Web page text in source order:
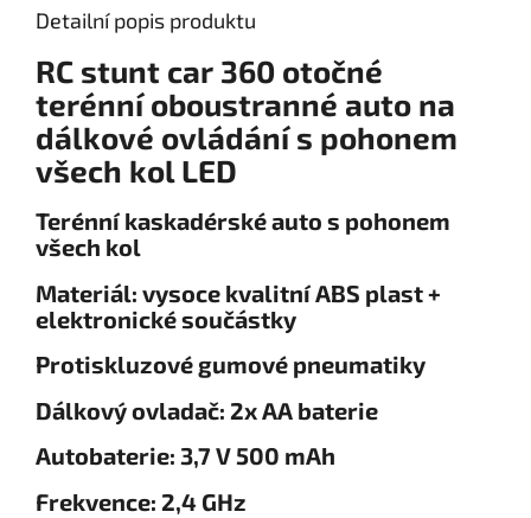
Detailní popis produktu
RC stunt car 360 otočné
terénní oboustranné auto na
dálkové ovládání s pohonem
všech kol LED
Terénní kaskadérské auto s pohonem
všech kol
Materiál: vysoce kvalitní ABS plast +
elektronické součástky
Protiskluzové gumové pneumatiky
Dálkový ovladač: 2x AA baterie
Autobaterie: 3,7 V 500 mAh
Frekvence: 2,4 GHz